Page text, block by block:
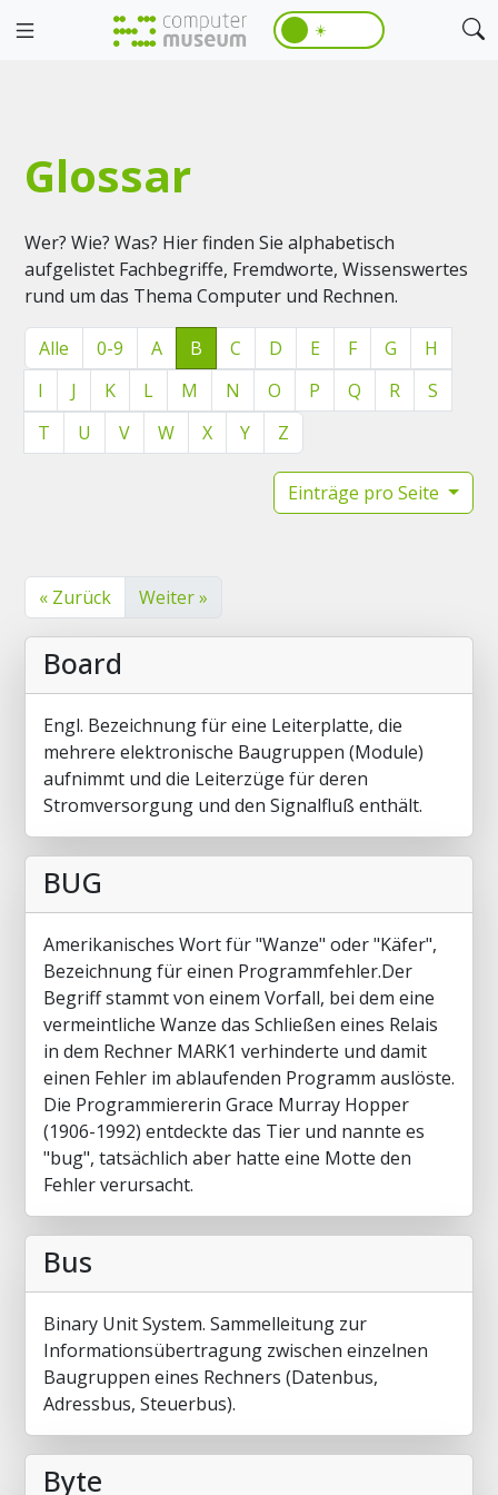
☀️
Glossar
Wer? Wie? Was? Hier finden Sie alphabetisch
aufgelistet Fachbegriffe, Fremdworte, Wissenswertes
rund um das Thema Computer und Rechnen.
Alle 0-9 A B C D E F G
H
I
J K L M N O P Q R
S
T
U V W X Y Z
Einträge pro Seite
« Zurück Weiter »
Board
Engl. Bezeichnung für eine Leiterplatte, die
mehrere elektronische Baugruppen (Module)
aufnimmt und die Leiterzüge für deren
Stromversorgung und den Signalfluß enthält.
BUG
Amerikanisches Wort für "Wanze" oder "Käfer",
Bezeichnung für einen Programmfehler.Der
Begriff stammt von einem Vorfall, bei dem eine
vermeintliche Wanze das Schließen eines Relais
in dem Rechner MARK1 verhinderte und damit
einen Fehler im ablaufenden Programm auslöste.
Die Programmiererin Grace Murray Hopper
(1906-1992) entdeckte das Tier und nannte es
"bug", tatsächlich aber hatte eine Motte den
Fehler verursacht.
Bus
Binary Unit System. Sammelleitung zur
Informationsübertragung zwischen einzelnen
Baugruppen eines Rechners (Datenbus,
Adressbus, Steuerbus).
Byte